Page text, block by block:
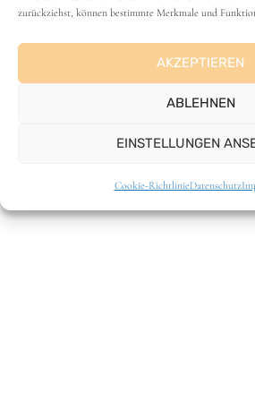
zurückziehst, können bestimmte Merkmale und
AKZEPTIEREN
ABLEHNEN
EINSTELLUNGEN
Cookie-RichtlinieDatenschutz